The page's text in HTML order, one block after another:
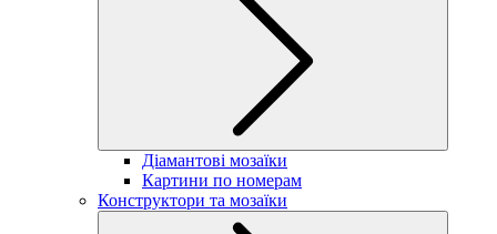
Діамантові мозаїки
Картини по номерам
Конструктори та мозаїки